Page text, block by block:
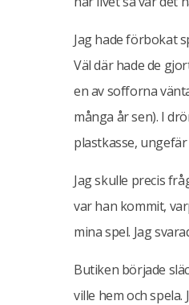
Jag hade förbokat
Väl där hade de
en av sofforna
många år sen). I
plastkasse,
Jag skulle precis
var han kommit,
mina spel. Jag
Butiken började
ville hem och